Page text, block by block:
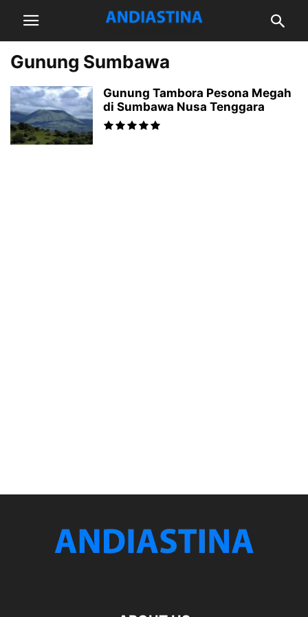
Gunung Sumbawa
Gunung Tambora Pesona Megah
di Sumbawa Nusa Tenggara